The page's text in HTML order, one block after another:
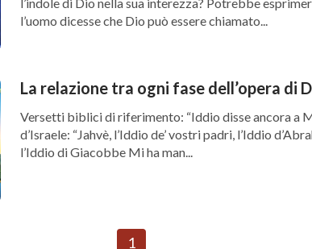
l’uomo dicesse che Dio può essere chiamato...
La relazione tra ogni fase dell’opera di
Versetti biblici di riferimento: “Iddio disse ancora a
d’Israele: “Jahvè, l’Iddio de’ vostri padri, l’Iddio
l’Iddio di Giacobbe Mi ha man...
1